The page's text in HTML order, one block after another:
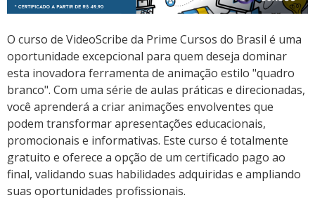
O curso de VideoScribe da Prime Cursos do Brasil é uma
oportunidade excepcional para quem deseja dominar
esta inovadora ferramenta de animação estilo "quadro
branco". Com uma série de aulas práticas e direcionadas,
você aprenderá a criar animações envolventes que
podem transformar apresentações educacionais,
promocionais e informativas. Este curso é totalmente
gratuito e oferece a opção de um certificado pago ao
final, validando suas habilidades adquiridas e ampliando
suas oportunidades profissionais.